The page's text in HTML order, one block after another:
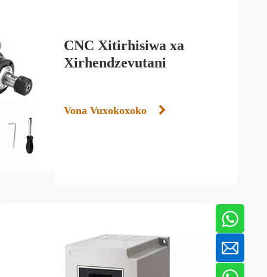
CNC Xitirhisiwa xa
Xirhendzevutani
Vona Vuxokoxoko 